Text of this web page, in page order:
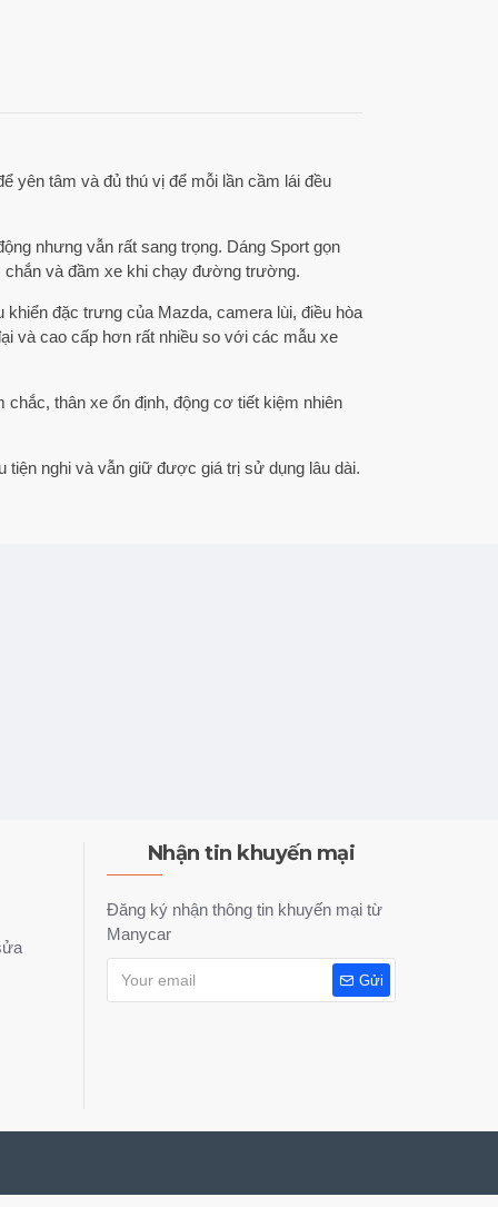
yên tâm và đủ thú vị để mỗi lần cầm lái đều
nhưng vẫn rất sang trọng. Dáng Sport gọn
chắn và đầm xe khi chạy đường trường.
đặc trưng của Mazda, camera lùi, điều hòa
và cao cấp hơn rất nhiều so với các mẫu xe
thân xe ổn định, động cơ tiết kiệm nhiên
tiện nghi và vẫn giữ được giá trị sử dụng lâu dài.
Nhận tin khuyến mại
Đăng ký nhận thông tin khuyến mại từ
Manycar
Gửi